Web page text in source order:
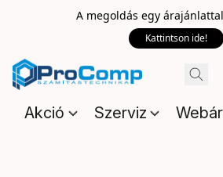
A megoldás egy
Kattintson ide!
Akció Szerviz